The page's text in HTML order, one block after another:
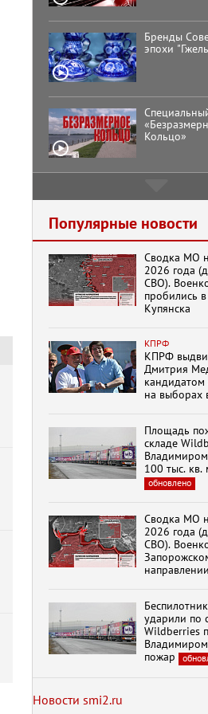
Бренды
эпохи
Кольцо»
РОССИИ!
РФ
фильм
террор"
Менять курс!
И.Буданов,
Н.Останина
(05.08.2026)
В
ОТКРЫЛАСЬ
АУДИТОРИЯ
Маркс об
Популярные новости
Сводка МО
2026 года
СВО).
пробились
Купянска
КПРФ
КПРФ
Дмитрия
кандидатом
на выборах
Площадь
складе
Владимиром
100 тыс. кв.
обновлено
Сводка МО
2026 года
СВО).
направлении
ударили по
Wildberries
пожар
Новости smi2.ru